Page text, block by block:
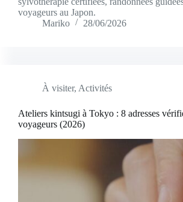
voyageurs au Japon.
Mariko
28/06/2026
À visiter, Activités
Ateliers kintsugi à Tokyo : 8 adresses
voyageurs (2026)